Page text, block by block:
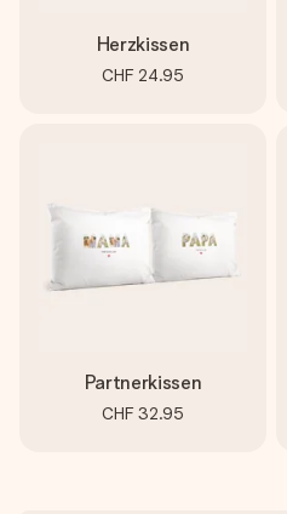
Herzkissen
CHF 24.95
Partnerkissen
CHF 32.95